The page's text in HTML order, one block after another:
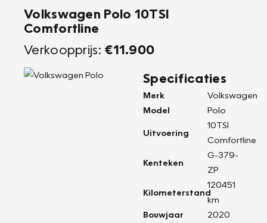
Volkswagen Polo 10TSI
Comfortline
Verkoopprijs: €11.900
Specificaties
Merk
Volkswagen
Model
Polo
Uitvoering
10TSI
Comfortline
Kenteken
G-379-
ZP
Kilometerstand
120451
km
Bouwjaar
2020